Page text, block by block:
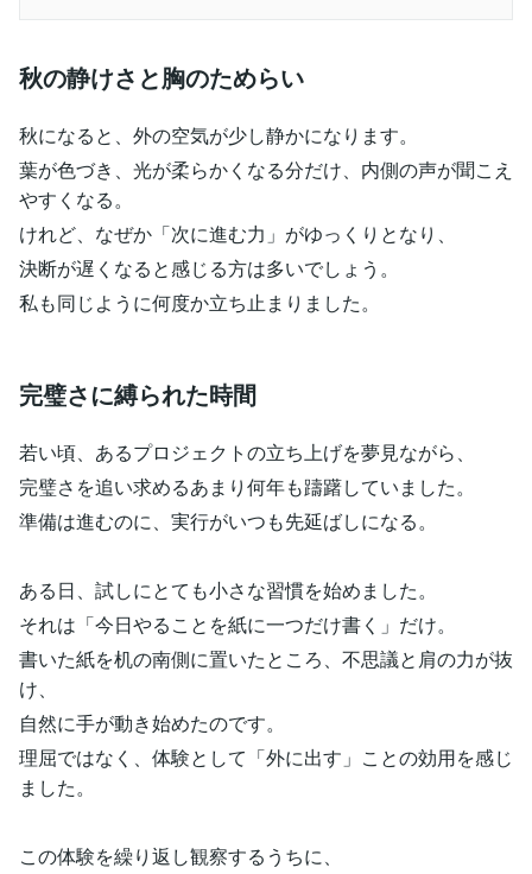
秋の静けさと胸のためらい
秋になると、外の空気が少し静かになります。
葉が色づき、光が柔らかくなる分だけ、内側の声が聞こえ
やすくなる。
けれど、なぜか「次に進む力」がゆっくりとなり、
決断が遅くなると感じる方は多いでしょう。
私も同じように何度か立ち止まりました。
完璧さに縛られた時間
若い頃、あるプロジェクトの立ち上げを夢見ながら、
完璧さを追い求めるあまり何年も躊躇していました。
準備は進むのに、実行がいつも先延ばしになる。
ある日、試しにとても小さな習慣を始めました。
それは「今日やることを紙に一つだけ書く」だけ。
書いた紙を机の南側に置いたところ、不思議と肩の力が抜
け、
自然に手が動き始めたのです。
理屈ではなく、体験として「外に出す」ことの効用を感じ
ました。
この体験を繰り返し観察するうちに、